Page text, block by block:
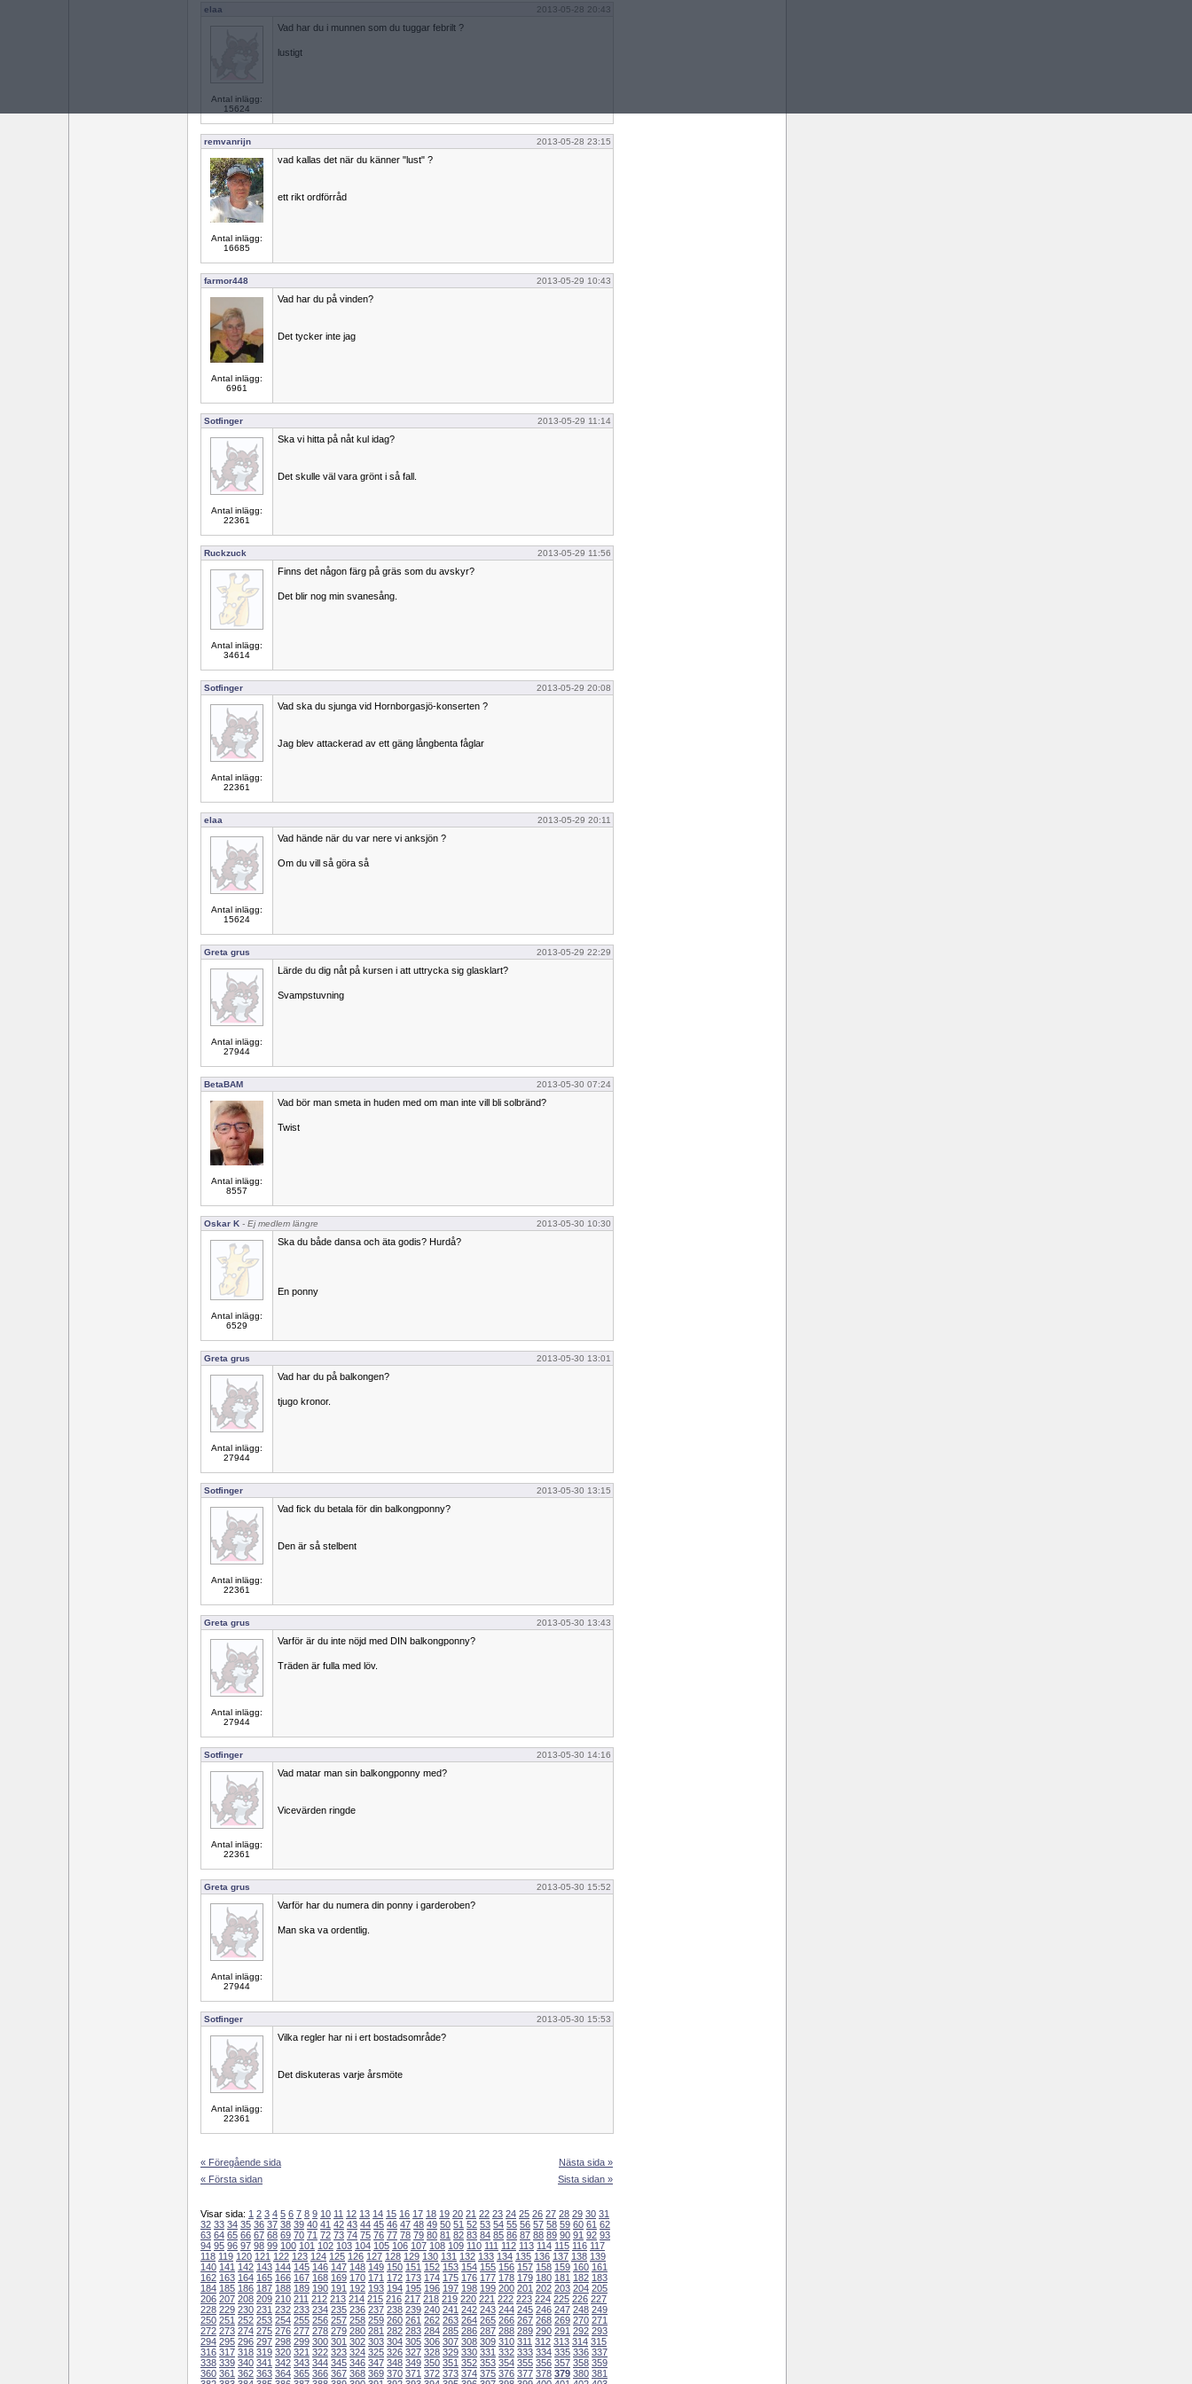
elaa 2013-05-28 20:43
Antal inlägg:
15624
Vad har du i munnen som du tuggar febrilt ?
lustigt
remvanrijn 2013-05-28 23:15
Antal inlägg:
16685
vad kallas det när du känner "lust" ?
ett rikt ordförråd
farmor448 2013-05-29 10:43
Antal inlägg:
6961
Vad har du på vinden?
Det tycker inte jag
Sotfinger 2013-05-29 11:14
Antal inlägg:
22361
Ska vi hitta på nåt kul idag?
Det skulle väl vara grönt i så fall.
Ruckzuck 2013-05-29 11:56
Antal inlägg:
34614
Finns det någon färg på gräs som du avskyr?
Det blir nog min svanesång.
Sotfinger 2013-05-29 20:08
Antal inlägg:
22361
Vad ska du sjunga vid Hornborgasjö-konserten ?
Jag blev attackerad av ett gäng långbenta fåglar
elaa 2013-05-29 20:11
Antal inlägg:
15624
Vad hände när du var nere vi anksjön ?
Om du vill så göra så
Greta grus 2013-05-29 22:29
Antal inlägg:
27944
Lärde du dig nåt på kursen i att uttrycka sig glasklart?
Svampstuvning
BetaBAM 2013-05-30 07:24
Antal inlägg:
8557
Vad bör man smeta in huden med om man inte vill bli solbränd?
Twist
Oskar K - Ej medlem längre 2013-05-30 10:30
Antal inlägg:
6529
Ska du både dansa och äta godis? Hurdå?
En ponny
Greta grus 2013-05-30 13:01
Antal inlägg:
27944
Vad har du på balkongen?
tjugo kronor.
Sotfinger 2013-05-30 13:15
Antal inlägg:
22361
Vad fick du betala för din balkongponny?
Den är så stelbent
Greta grus 2013-05-30 13:43
Antal inlägg:
27944
Varför är du inte nöjd med DIN balkongponny?
Träden är fulla med löv.
Sotfinger 2013-05-30 14:16
Antal inlägg:
22361
Vad matar man sin balkongponny med?
Vicevärden ringde
Greta grus 2013-05-30 15:52
Antal inlägg:
27944
Varför har du numera din ponny i garderoben?
Man ska va ordentlig.
Sotfinger 2013-05-30 15:53
Antal inlägg:
22361
Vilka regler har ni i ert bostadsområde?
Det diskuteras varje årsmöte
« Föregående sida
« Första sidan
Nästa sida »
Sista sidan »
Visar sida: 1 2 3 4 5 6 7 8 9 10 11 12 13 14 15 16 17 18 19 20 21 22 23 24 25 26 27 28 29 30 31
32 33 34 35 36 37 38 39 40 41 42 43 44 45 46 47 48 49 50 51 52 53 54 55 56 57 58 59 60 61 62
63 64 65 66 67 68 69 70 71 72 73 74 75 76 77 78 79 80 81 82 83 84 85 86 87 88 89 90 91 92 93
94 95 96 97 98 99 100 101 102 103 104 105 106 107 108 109 110 111 112 113 114 115 116 117
118 119 120 121 122 123 124 125 126 127 128 129 130 131 132 133 134 135 136 137 138 139
140 141 142 143 144 145 146 147 148 149 150 151 152 153 154 155 156 157 158 159 160 161
162 163 164 165 166 167 168 169 170 171 172 173 174 175 176 177 178 179 180 181 182 183
184 185 186 187 188 189 190 191 192 193 194 195 196 197 198 199 200 201 202 203 204 205
206 207 208 209 210 211 212 213 214 215 216 217 218 219 220 221 222 223 224 225 226 227
228 229 230 231 232 233 234 235 236 237 238 239 240 241 242 243 244 245 246 247 248 249
250 251 252 253 254 255 256 257 258 259 260 261 262 263 264 265 266 267 268 269 270 271
272 273 274 275 276 277 278 279 280 281 282 283 284 285 286 287 288 289 290 291 292 293
294 295 296 297 298 299 300 301 302 303 304 305 306 307 308 309 310 311 312 313 314 315
316 317 318 319 320 321 322 323 324 325 326 327 328 329 330 331 332 333 334 335 336 337
338 339 340 341 342 343 344 345 346 347 348 349 350 351 352 353 354 355 356 357 358 359
360 361 362 363 364 365 366 367 368 369 370 371 372 373 374 375 376 377 378 379 380 381